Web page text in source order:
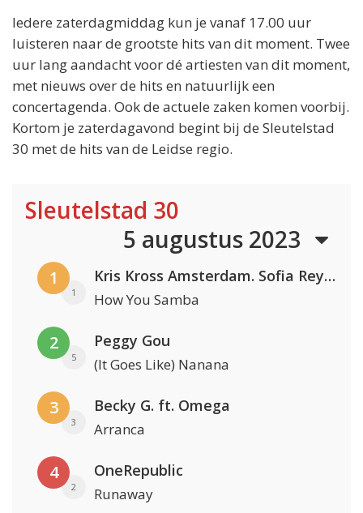
Iedere zaterdagmiddag kun je vanaf 17.00 uur
luisteren naar de grootste hits van dit moment. Twee
uur lang aandacht voor dé artiesten van dit moment,
met nieuws over de hits en natuurlijk een
concertagenda. Ook de actuele zaken komen voorbij.
Kortom je zaterdagavond begint bij de Sleutelstad
30 met de hits van de Leidse regio.
Sleutelstad 30
5 augustus 2023
1
1
Kris Kross Amsterdam. Sofia Reyes & Tinie Tempah
How You Samba
2
5
Peggy Gou
(It Goes Like) Nanana
3
3
Becky G. ft. Omega
Arranca
4
2
OneRepublic
Runaway